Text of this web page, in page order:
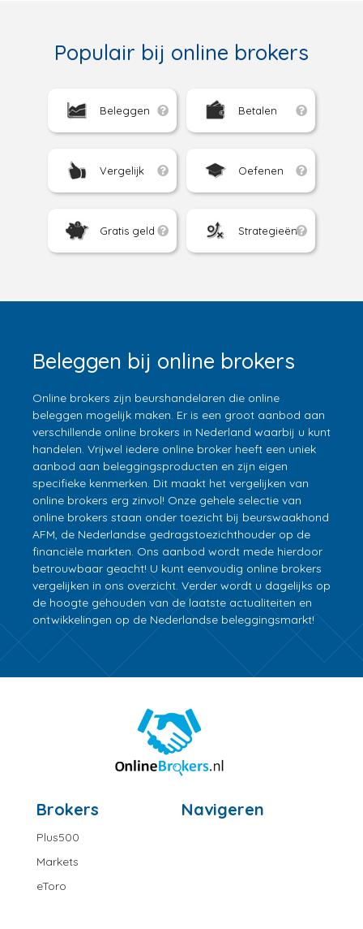
Populair bij online brokers
Beleggen Betalen
Vergelijk Oefenen
Gratis geld Strategieën
Beleggen bij online brokers
Online brokers zijn beurshandelaren die online
beleggen mogelijk maken. Er is een groot aanbod aan
verschillende online brokers in Nederland waarbij u kunt
handelen. Vrijwel iedere online broker heeft een uniek
aanbod aan beleggingsproducten en zijn eigen
specifieke kenmerken. Dit maakt het vergelijken van
online brokers erg zinvol! Onze gehele selectie van
online brokers staan onder toezicht bij beurswaakhond
AFM, de Nederlandse gedragstoezichthouder op de
financiële markten. Ons aanbod wordt mede hierdoor
betrouwbaar geacht! U kunt eenvoudig online brokers
vergelijken in ons overzicht. Verder wordt u dagelijks op
de hoogte gehouden van de laatste actualiteiten en
ontwikkelingen op de Nederlandse beleggingsmarkt!
Brokers
Plus500
Markets
eToro
Navigeren